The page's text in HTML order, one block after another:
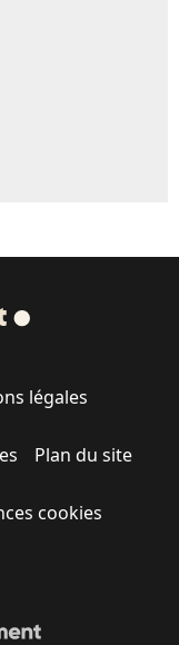
légales
Plan du site
cookies